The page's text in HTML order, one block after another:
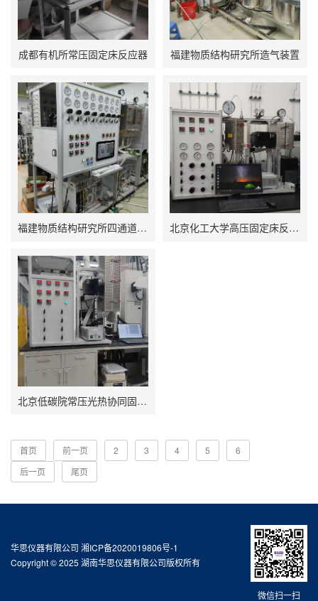
成都有机所常压固定床反应器 福建物质结构研究所造气装置
福建物质结构研究所四通道高压固定床反应器 北京化工大学高压固定床反应器
北京低碳院常压光热协同固定床反应器
首页 前一页 2 3 4 5
6
后一页
尾页
微信扫一扫
华思仪器有限公司 湘ICP备2020019806号-1
Copyright © 2025 湖南华思仪器有限公司版权所有